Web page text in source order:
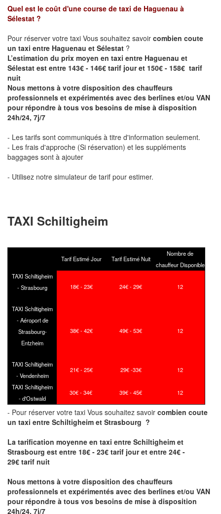
Quel est le coût d'une course de taxi de Haguenau à
Sélestat ?
Pour réserver votre taxi Vous souhaitez savoir combien coute
un taxi entre Haguenau et Sélestat ?
L’estimation du prix moyen en taxi entre Haguenau et
Sélestat est entre 143€ - 146€ tarif jour et 150€ - 158€ tarif
nuit
Nous mettons à votre disposition des chauffeurs
professionnels et expérimentés avec des berlines et/ou VAN
pour répondre à tous vos besoins de mise à disposition
24h/24, 7j/7
- Les tarifs sont communiqués à titre d'information seulement.
- Les frais d'approche (Si réservation) et les suppléments
baggages sont à ajouter
- Utilisez notre simulateur de tarif pour estimer.
TAXI Schiltigheim
Tarif Estimé Jour Tarif Estimé Nuit
Nombre de
chauffeur Disponible
TAXI Schiltigheim
- Strasbourg
18€ - 23€ 24€ - 29€ 12
TAXI Schiltigheim
- Aéroport de
Strasbourg-
Entzheim
38€ - 42€ 49€ - 53€ 12
TAXI Schiltigheim
- Vendenheim
21€ - 25€ 29€ -33€ 12
TAXI Schiltigheim
- d'Ostwald
30€ - 34€ 39€ - 45€ 12
- Pour réserver votre taxi Vous souhaitez savoir combien coute
un taxi entre Schiltigheim et Strasbourg ?
La tarification moyenne en taxi entre Schiltigheim et
Strasbourg est entre 18€ - 23€ tarif jour et entre 24€ -
29€ tarif nuit
Nous mettons à votre disposition des chauffeurs
professionnels et expérimentés avec des berlines et/ou VAN
pour répondre à tous vos besoins de mise à disposition
24h/24, 7j/7